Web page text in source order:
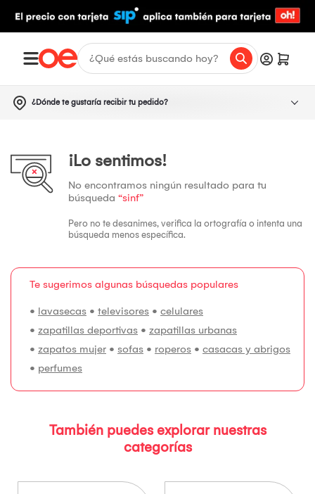
¿Dónde te gustaría recibir tu pedido?
¡Lo sentimos!
No encontramos ningún resultado para tu
búsqueda “sinf”
Pero no te desanimes, verifica la ortografía o intenta una
búsqueda menos específica.
Te sugerimos algunas búsquedas populares
• lavasecas • televisores • celulares
• zapatillas deportivas • zapatillas urbanas
• zapatos mujer • sofas • roperos • casacas y abrigos
• perfumes
También puedes explorar nuestras
categorías